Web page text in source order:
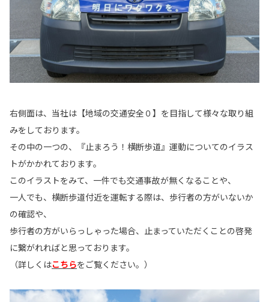
右側面は、当社は【地域の交通安全０】を目指して様々な取り組
みをしております。
その中の一つの、『止まろう！横断歩道』運動についてのイラス
トがかかれております。
このイラストをみて、一件でも交通事故が無くなることや、
一人でも、横断歩道付近を運転する際は、歩行者の方がいないか
の確認や、
歩行者の方がいらっしゃった場合、止まっていただくことの啓発
に繋がれればと思っております。
（詳しくはこちらをご覧ください。）